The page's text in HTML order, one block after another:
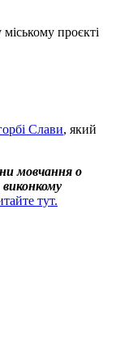
проєкті
Слави, який
мовчання о
тут.